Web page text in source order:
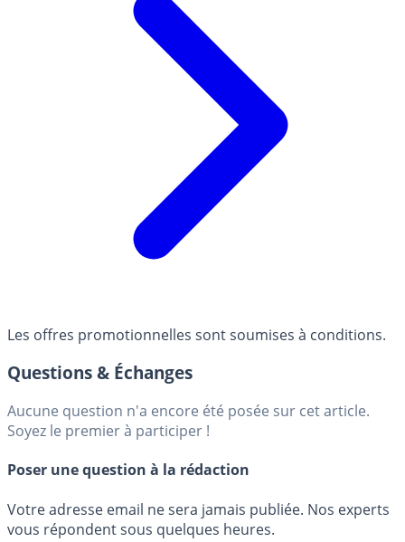
Les offres promotionnelles sont soumises à conditions.
Questions & Échanges
Aucune question n'a encore été posée sur cet article.
Soyez le premier à participer !
Poser une question à la rédaction
Votre adresse email ne sera jamais publiée. Nos experts
vous répondent sous quelques heures.